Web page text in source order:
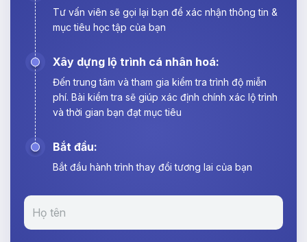
Tư vấn viên sẽ gọi lại bạn để xác nhận thông tin &
mục tiêu học tập của bạn
Xây dựng lộ trình cá nhân hoá:
Đến trung tâm và tham gia kiểm tra trình độ miễn
phí. Bài kiểm tra sẽ giúp xác định chính xác lộ trình
và thời gian bạn đạt mục tiêu
Bắt đầu:
Bắt đầu hành trình thay đổi tương lai của bạn